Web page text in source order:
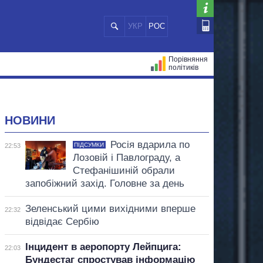
УКР РОС
Порівняння
політиків
НОВИНИ
22:53 ПІДСУМКИ
Росія вдарила по
Лозовій і Павлограду, а
Стефанішиній обрали
запобіжний захід. Головне за день
22:32
Зеленський цими вихідними вперше
відвідає Сербію
22:03
Інцидент в аеропорту Лейпцига:
Бундестаг спростував інформацію